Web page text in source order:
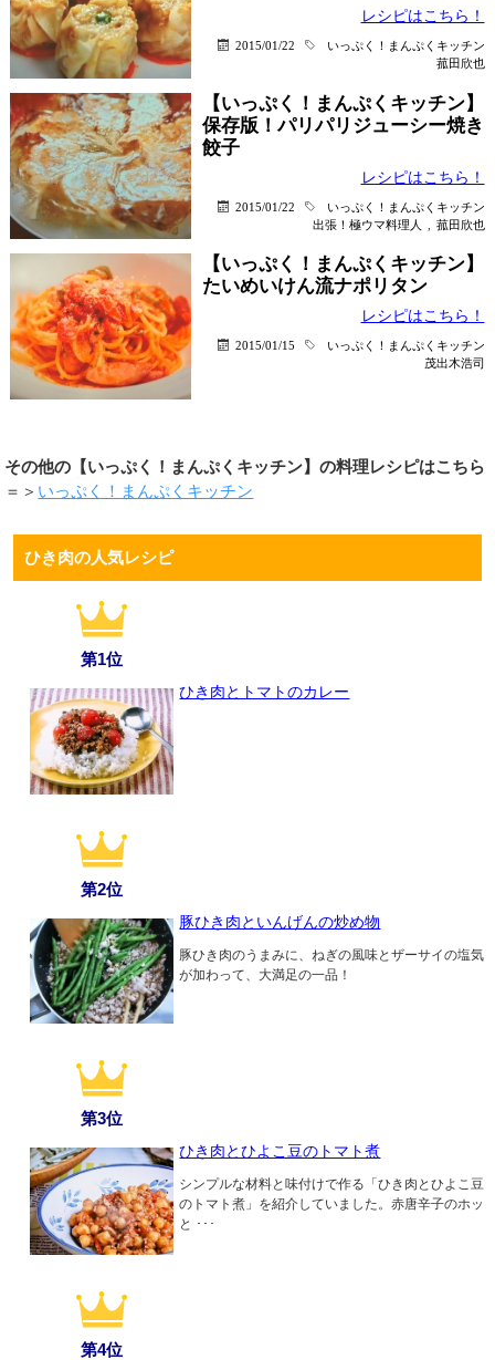
レシピはこちら！
2015/01/22
いっぷく！まんぷくキッチン
菰田欣也
【いっぷく！まんぷくキッチン】
保存版！パリパリジューシー焼き
餃子
レシピはこちら！
2015/01/22
いっぷく！まんぷくキッチン
出張！極ウマ料理人
菰田欣也
【いっぷく！まんぷくキッチン】
たいめいけん流ナポリタン
レシピはこちら！
2015/01/15
いっぷく！まんぷくキッチン
茂出木浩司
その他の【いっぷく！まんぷくキッチン】の料理レシピはこちら
＝＞ いっぷく！まんぷくキッチン
ひき肉の人気レシピ
第1位
ひき肉とトマトのカレー
第2位
豚ひき肉といんげんの炒め物
豚ひき肉のうまみに、ねぎの風味とザーサイの塩気
が加わって、大満足の一品！
第3位
ひき肉とひよこ豆のトマト煮
シンプルな材料と味付けで作る「ひき肉とひよこ豆
のトマト煮」を紹介していました。赤唐辛子のホッ
と ･･･
第4位